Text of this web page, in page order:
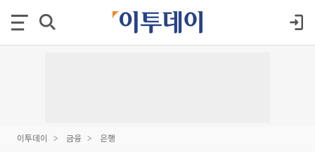
이투데이 금융 은행